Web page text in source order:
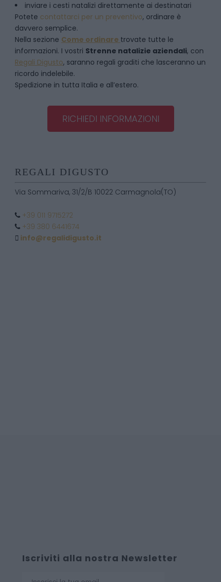
inviare i cesti natalizi direttamente ai destinatari
Potete contattarci per un preventivo, ordinare è
davvero semplice.
Nella sezione Come ordinare trovate tutte le
informazioni. I vostri Strenne natalizie aziendali, con
Regali Digusto, saranno regali graditi che lasceranno un
ricordo indelebile.
Spedizione in tutta Italia e all’estero.
RICHIEDI INFORMAZIONI
REGALI DIGUSTO
Via Sommariva, 31/2/B 10022 Carmagnola(TO)
+39 011 9715272
+39 380 6441674
info@regalidigusto.it
Iscriviti alla nostra Newsletter